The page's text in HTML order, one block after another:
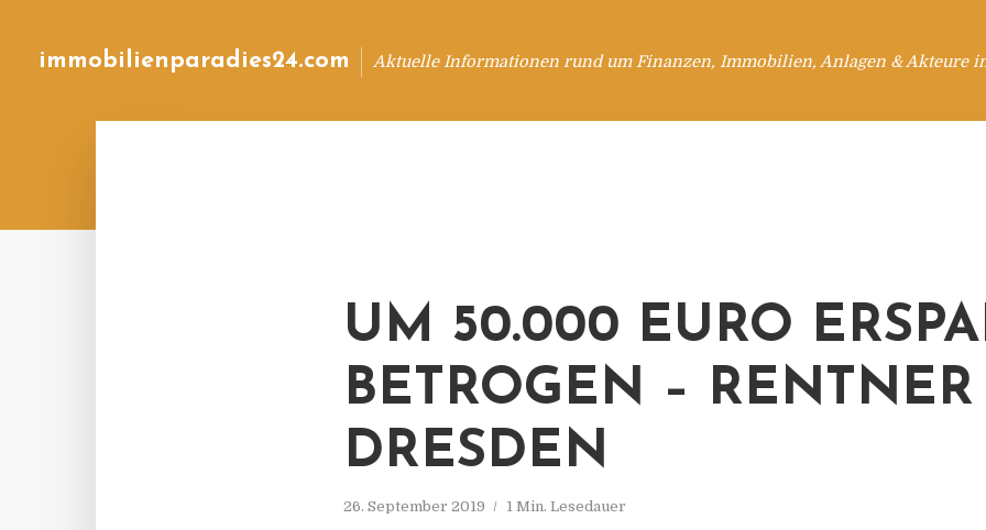
immobilienparadies24.com Aktuelle Informationen rund um Finanzen, Immobilien, Anlagen & Akteure
UM 50.000 EURO
BETROGEN –
DRESDEN
26. September 2019 1 Min. Lesedauer